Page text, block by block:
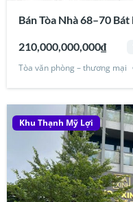
Bán Tòa Nhà 68–70
210,000,000,000₫
Tòa văn phòng – thương mại
Khu Thạnh Mỹ Lợi